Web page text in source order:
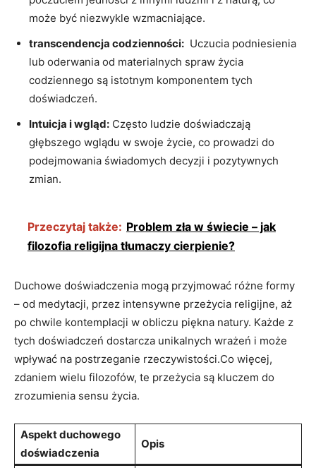
może być niezwykle wzmacniające.
transcendencja codzienności: ⁣ Uczucia podniesienia
lub oderwania od ⁢materialnych ⁤spraw życia
codziennego ‍są ​istotnym komponentem tych
doświadczeń.
Intuicja ⁣i⁤ wgląd: Często ⁢ludzie ⁤doświadczają
głębszego wglądu w​ swoje życie,‍ co​ prowadzi do
podejmowania świadomych decyzji i⁣ pozytywnych
zmian.
Przeczytaj także: Problem zła w świecie – jak
filozofia religijna tłumaczy cierpienie?
Duchowe doświadczenia ‌mogą przyjmować różne formy
–​ od medytacji, przez intensywne przeżycia religijne, aż
po chwile kontemplacji ​w obliczu ⁤piękna natury. Każde z
tych ⁤doświadczeń dostarcza unikalnych wrażeń ​i może
wpływać na ⁢postrzeganie rzeczywistości.Co więcej,⁤
zdaniem wielu filozofów, te przeżycia są kluczem do
‍zrozumienia sensu życia.
Aspekt duchowego
‌doświadczenia
Opis